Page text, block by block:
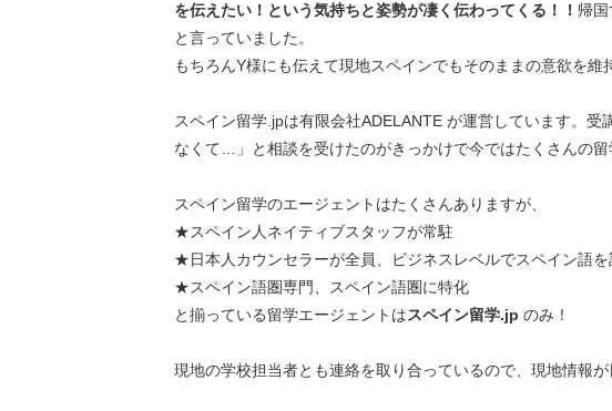
を伝えたい！という気持ちと姿勢が凄く伝わってくる！！ 帰
と言っていました。
もちろんY様にも伝えて現地スペインでもそのままの意欲を
スペイン留学.jpは有限会社ADELANTE が運営しています。
なくて…」と相談を受けたのがきっかけで今ではたくさんの留
スペイン留学のエージェントはたくさんありますが、
★スペイン人ネイティブスタッフが常駐
★日本人カウンセラーが全員、ビジネスレベルでスペイン語を
★スペイン語圏専門、スペイン語圏に特化
と揃っている留学エージェントはスペイン留学.jp のみ！
現地の学校担当者とも連絡を取り合っているので、現地情報が